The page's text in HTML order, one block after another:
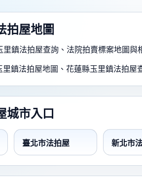
拍屋地圖
里鎮法拍屋查詢、法院拍賣標案地圖
鎮法拍屋地圖、花蓮縣玉里鎮法拍
城市入口
臺北市法拍屋 新北市